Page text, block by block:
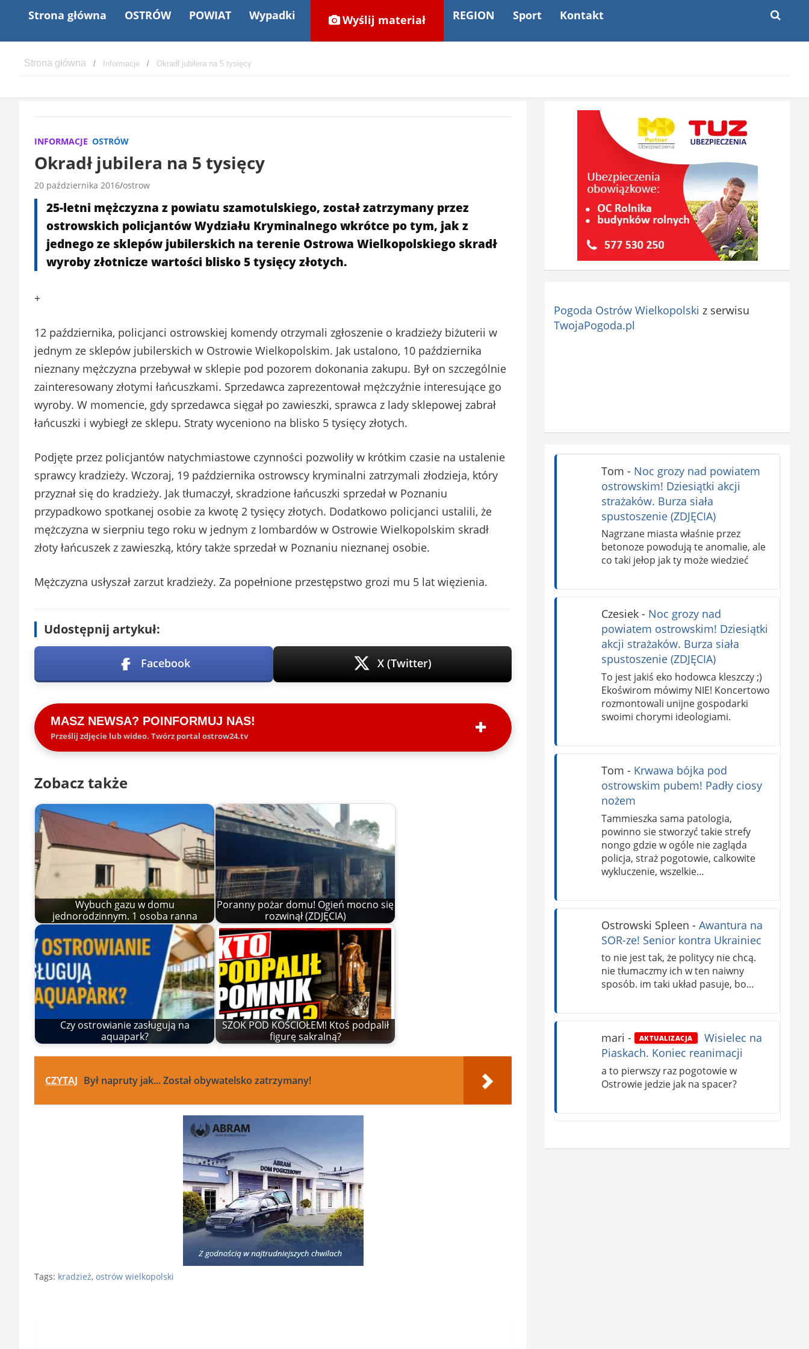
Strona główna OSTRÓW POWIAT Wypadki Wyślij materiał REGION Sport Kontakt
Informacje Okradł jubilera na 5 tysięcy
INFORMACJE OSTRÓW
Okradł jubilera na 5 tysięcy
20 października 2016 ostrow
25-letni mężczyzna z powiatu szamotulskiego, został zatrzymany przez
ostrowskich policjantów Wydziału Kryminalnego wkrótce po tym, jak z
jednego ze sklepów jubilerskich na terenie Ostrowa Wielkopolskiego skradł
wyroby złotnicze wartości blisko 5 tysięcy złotych.
+
12 października, policjanci ostrowskiej komendy otrzymali zgłoszenie o kradzieży biżuterii w
jednym ze sklepów jubilerskich w Ostrowie Wielkopolskim. Jak ustalono, 10 października
nieznany mężczyzna przebywał w sklepie pod pozorem dokonania zakupu. Był on szczególnie
zainteresowany złotymi łańcuszkami. Sprzedawca zaprezentował mężczyźnie interesujące go
wyroby. W momencie, gdy sprzedawca sięgał po zawieszki, sprawca z lady sklepowej zabrał
łańcuszki i wybiegł ze sklepu. Straty wyceniono na blisko 5 tysięcy złotych.
Podjęte przez policjantów natychmiastowe czynności pozwoliły w krótkim czasie na ustalenie
sprawcy kradzieży. Wczoraj, 19 października ostrowscy kryminalni zatrzymali złodzieja, który
przyznał się do kradzieży. Jak tłumaczył, skradzione łańcuszki sprzedał w Poznaniu
przypadkowo spotkanej osobie za kwotę 2 tysięcy złotych. Dodatkowo policjanci ustalili, że
mężczyzna w sierpniu tego roku w jednym z lombardów w Ostrowie Wielkopolskim skradł
złoty łańcuszek z zawieszką, który także sprzedał w Poznaniu nieznanej osobie.
Mężczyzna usłyszał zarzut kradzieży. Za popełnione przestępstwo grozi mu 5 lat więzienia.
Udostępnij artykuł:
Facebook X (Twitter)
MASZ NEWSA? POINFORMUJ NAS!
Prześlij zdjęcie lub wideo. Twórz portal ostrow24.tv
Zobacz także
Wybuch gazu w domu
jednorodzinnym. 1 osoba ranna
Poranny pożar domu! Ogień mocno się
rozwinął (ZDJĘCIA)
Czy ostrowianie zasługują na
aquapark?
SZOK POD KOŚCIOŁEM! Ktoś podpalił
figurę sakralną?
CZYTAJ Był napruty jak... Został obywatelsko zatrzymany!
Tags: kradzież, ostrów wielkopolski
Pogoda Ostrów Wielkopolski z serwisu
TwojaPogoda.pl
Tom - Noc grozy nad powiatem
ostrowskim! Dziesiątki akcji
strażaków. Burza siała
spustoszenie (ZDJĘCIA)
Nagrzane miasta właśnie przez
betonoze powodują te anomalie, ale
co taki jełop jak ty może wiedzieć
Czesiek- Noc grozy nad
powiatem ostrowskim! Dziesiątki
akcji strażaków. Burza siała
spustoszenie (ZDJĘCIA)
To jest jakiś eko hodowca kleszczy ;)
Ekoświrom mówimy NIE! Koncertowo
rozmontowali unijne gospodarki
swoimi chorymi ideologiami.
Tom - Krwawa bójka pod
ostrowskim pubem! Padły ciosy
nożem
Tammieszka sama patologia,
powinno sie stworzyć takie strefy
nongo gdzie w ogóle nie zagląda
policja, straż pogotowie, calkowite
wykluczenie, wszelkie…
Ostrowski Spleen - Awantura na
SOR-ze! Senior kontra Ukrainiec
to nie jest tak, że politycy nie chcą.
nie tłumaczmy ich w ten naiwny
sposób. im taki układ pasuje, bo…
mari - AKTUALIZACJA
Wisielec na
Piaskach. Koniec reanimacji
a to pierwszy raz pogotowie w
Ostrowie jedzie jak na spacer?